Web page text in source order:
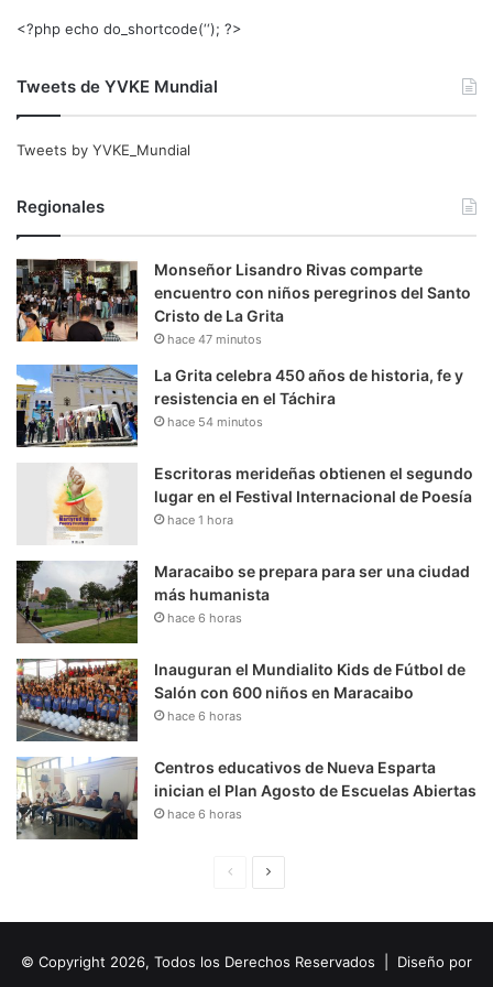
<?php echo do_shortcode(‘‘); ?>
Tweets de YVKE Mundial
Tweets by YVKE_Mundial
Regionales
Monseñor Lisandro Rivas comparte
encuentro con niños peregrinos del Santo
Cristo de La Grita
hace 47 minutos
La Grita celebra 450 años de historia, fe y
resistencia en el Táchira
hace 54 minutos
Escritoras merideñas obtienen el segundo
lugar en el Festival Internacional de Poesía
hace 1 hora
Maracaibo se prepara para ser una ciudad
más humanista
hace 6 horas
Inauguran el Mundialito Kids de Fútbol de
Salón con 600 niños en Maracaibo
hace 6 horas
Centros educativos de Nueva Esparta
inician el Plan Agosto de Escuelas Abiertas
hace 6 horas
i
u
© Copyright 2026, Todos los Derechos Reservados | Diseño por